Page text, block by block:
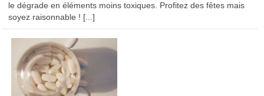
le dégrade en éléments moins toxiques. Profitez des fêtes mais
soyez raisonnable ! [...]